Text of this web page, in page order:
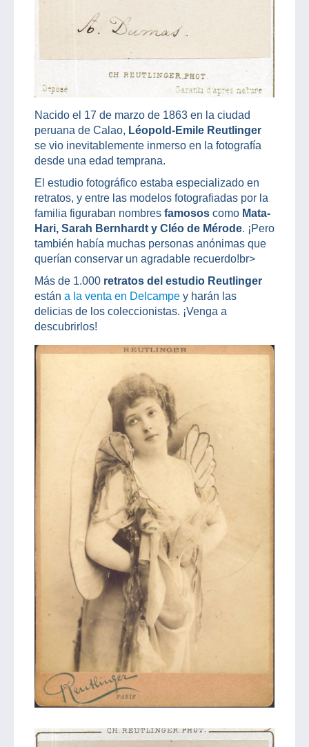
Nacido el 17 de marzo de 1863 en la ciudad
peruana de Calao, Léopold-Emile Reutlinger
se vio inevitablemente inmerso en la fotografía
desde una edad temprana.
El estudio fotográfico estaba especializado en
retratos, y entre las modelos fotografiadas por la
familia figuraban nombres famosos como Mata-
Hari, Sarah Bernhardt y Cléo de Mérode. ¡Pero
también había muchas personas anónimas que
querían conservar un agradable recuerdo!br>
Más de 1.000 retratos del estudio Reutlinger
están a la venta en Delcampe y harán las
delicias de los coleccionistas. ¡Venga a
descubrirlos!